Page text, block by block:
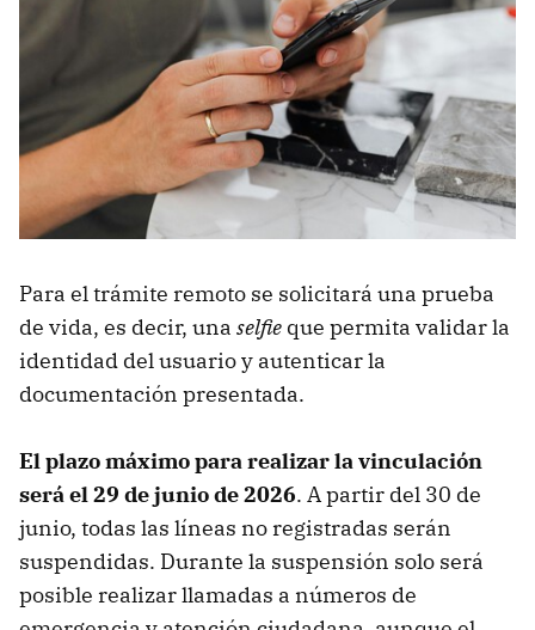
Para el trámite remoto se solicitará una prueba
de vida, es decir, una selfie que permita validar la
identidad del usuario y autenticar la
documentación presentada.
El plazo máximo para realizar la vinculación
será el 29 de junio de 2026. A partir del 30 de
junio, todas las líneas no registradas serán
suspendidas. Durante la suspensión solo será
posible realizar llamadas a números de